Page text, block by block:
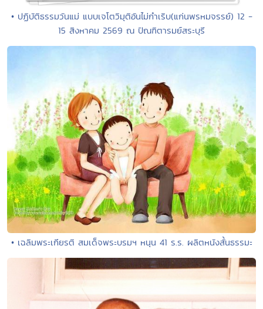
• ปฏิบัติธรรมวันแม่ แบบเจโตวิมุติอันไม่กำเริบ(แก่นพรหมจรรย์) 12 -
15 สิงหาคม 2569 ณ ปัณฑิตารมย์สระบุรี
• เฉลิมพระเกียรติ สมเด็จพระบรมฯ หนุน 41 ร.ร. ผลิตหนังสั้นธรรมะ